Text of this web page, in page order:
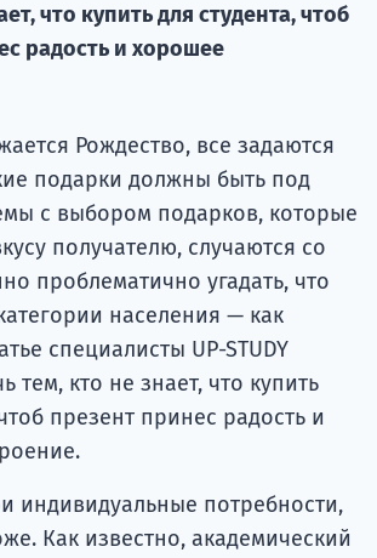
что купить для студента, чтоб
радость и хорошее
Рождество, все задаются
подарки должны быть под
с выбором подарков, которые
получателю, случаются со
проблематично угадать, что
населения — как
специалисты UP-STUDY
тем, кто не знает, что купить
презент принес радость и
индивидуальные потребности,
Как известно, академический